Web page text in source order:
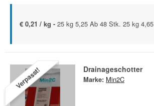
€ 0,21 / kg - 25 kg 5,25 Ab 48 Stk. 25 kg 4,65
Verpasst! Drainageschotter
Marke: Min2C